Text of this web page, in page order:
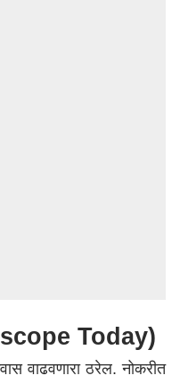
Today)
वाढवणारा ठरेल. नोकरीत